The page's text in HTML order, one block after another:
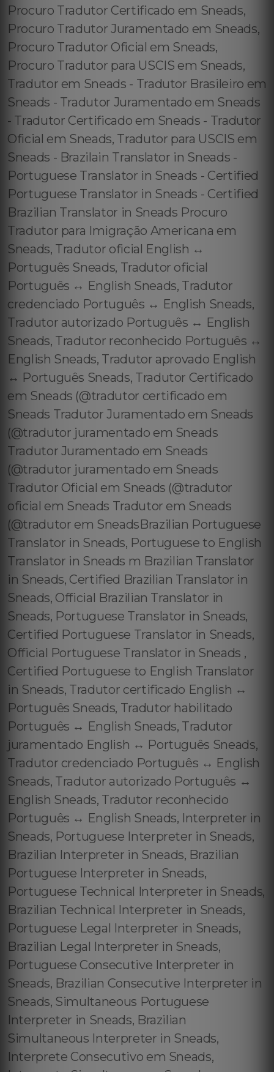
Procuro Tradutor Certificado em Sneads,
Procuro Tradutor Juramentado em Sneads,
Procuro Tradutor Oficial em Sneads,
Procuro Tradutor para USCIS em Sneads,
Tradutor em Sneads - Tradutor Brasileiro em
Sneads - Tradutor Juramentado em Sneads
- Tradutor Certificado em Sneads - Tradutor
Oficial em Sneads, Tradutor para USCIS em
Sneads - Brazilain Translator in Sneads -
Portuguese Translator in Sneads - Certified
Portuguese Translator in Sneads - Certified
Brazilian Translator in Sneads Procuro
Tradutor para Imigração Americana em
Sneads, Tradutor oficial English ↔️
Português Sneads, Tradutor oficial
Português ↔️ English Sneads, Tradutor
credenciado Português ↔️ English Sneads,
Tradutor autorizado Português ↔️ English
Sneads, Tradutor reconhecido Português ↔️
English Sneads, Tradutor aprovado English
↔️ Português Sneads, Tradutor Certificado
em Sneads (@tradutor certificado em
Sneads Tradutor Juramentado em Sneads
(@tradutor juramentado em Sneads
Tradutor Juramentado em Sneads
(@tradutor juramentado em Sneads
Tradutor Oficial em Sneads (@tradutor
oficial em Sneads Tradutor em Sneads
(@tradutor em SneadsBrazilian Portuguese
Translator in Sneads, Portuguese to English
Translator in Sneads m Brazilian Translator
in Sneads, Certified Brazilian Translator in
Sneads, Official Brazilian Translator in
Sneads, Portuguese Translator in Sneads,
Certified Portuguese Translator in Sneads,
Official Portuguese Translator in Sneads ,
Certified Portuguese to English Translator
in Sneads, Tradutor certificado English ↔️
Português Sneads, Tradutor habilitado
Português ↔️ English Sneads, Tradutor
juramentado English ↔️ Português Sneads,
Tradutor credenciado Português ↔️ English
Sneads, Tradutor autorizado Português ↔️
English Sneads, Tradutor reconhecido
Português ↔️ English Sneads, Interpreter in
Sneads, Portuguese Interpreter in Sneads,
Brazilian Interpreter in Sneads, Brazilian
Portuguese Interpreter in Sneads,
Portuguese Technical Interpreter in Sneads,
Brazilian Technical Interpreter in Sneads,
Portuguese Legal Interpreter in Sneads,
Brazilian Legal Interpreter in Sneads,
Portuguese Consecutive Interpreter in
Sneads, Brazilian Consecutive Interpreter in
Sneads, Simultaneous Portuguese
Interpreter in Sneads, Brazilian
Simultaneous Interpreter in Sneads,
Interprete Consecutivo em Sneads,